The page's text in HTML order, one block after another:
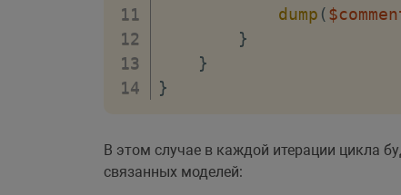
dump (
}
}
}
В этом случае в каждой итерации цикла
связанных моделей: